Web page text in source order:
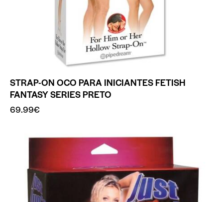
STRAP-ON OCO PARA INICIANTES FETISH
FANTASY SERIES PRETO
69.99€